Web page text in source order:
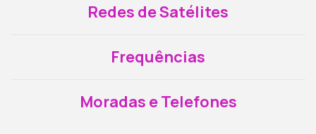
Redes de Satélites
Frequências
Moradas e Telefones